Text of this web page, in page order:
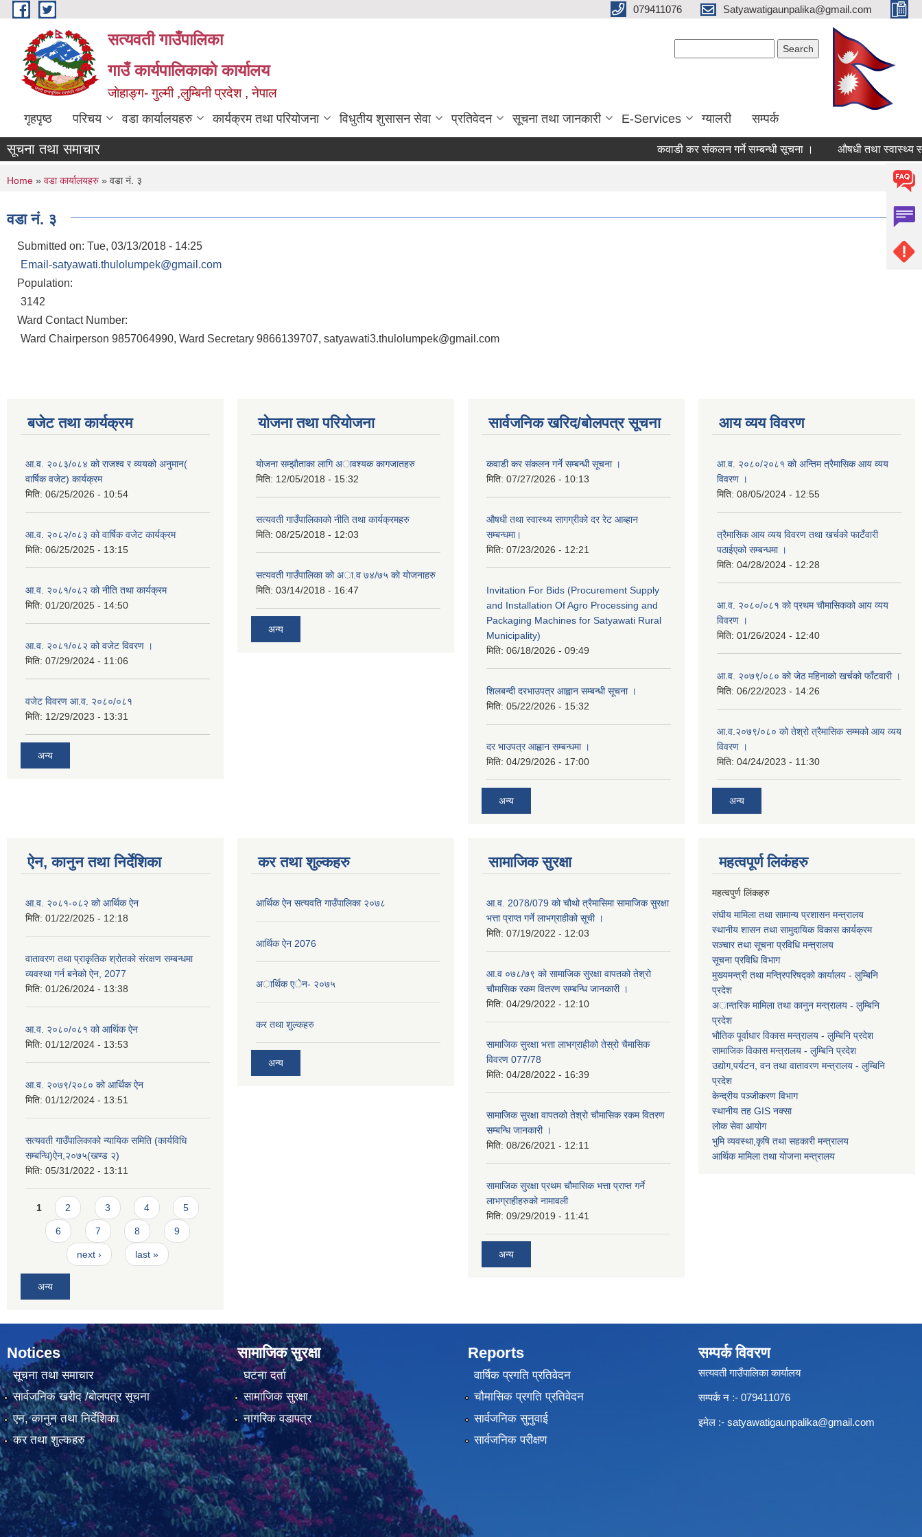
Skip to main content 079411076 Satyawatigaunpalika@gmail.com
सत्यवती गाउँपालिका
गाउँ कार्यपालिकाकाे कार्यालय
जाेहाङ्ग- गुल्मी ,लुम्बिनी प्रदेश , नेपाल
गृहपृष्ठ परिचय वडा कार्यालयहरु कार्यक्रम तथा परियोजना विधुतीय शुसासन सेवा प्रतिवेदन सूचना तथा जानकारी E-Services ग्यालरी सम्पर्क
सूचना तथा समाचार कवाडी कर संकलन गर्ने सम्बन्धी सूचना । औषधी तथा स्वास्थ्य
You are here
Home » वडा कार्यालयहरु » वडा नं. ३
वडा नं. ३
Submitted on: Tue, 03/13/2018 - 14:25
Email-satyawati.thulolumpek@gmail.com
Population:
3142
Ward Contact Number:
Ward Chairperson 9857064990, Ward Secretary 9866139707, satyawati3.thulolumpek@gmail.com
बजेट तथा कार्यक्रम
आ.व. २०८३/०८४ को राजश्व र व्ययको अनुमान(
वार्षिक वजेट) कार्यक्रम
मिति: 06/25/2026 - 10:54
आ.व. २०८२/०८३ को वार्षिक वजेट कार्यक्रम
मिति: 06/25/2025 - 13:15
आ.व. २०८१/०८२ को नीति तथा कार्यक्रम
मिति: 01/20/2025 - 14:50
आ.व. २०८१/०८२ को वजेट विवरण ।
मिति: 07/29/2024 - 11:06
वजेट विवरण आ.व. २०८०/०८१
मिति: 12/29/2023 - 13:31
अन्य
योजना तथा परियोजना
याेजना सम्झाैताका लागि अावश्यक कागजातहरु
मिति: 12/05/2018 - 15:32
सत्यवती गाउँपालिकाकाे नीति तथा कार्यक्रमहरु
मिति: 08/25/2018 - 12:03
सत्यवती गाउँपालिका काे अा‍.व ७४/७५ काे याेजनाहरु
मिति: 03/14/2018 - 16:47
अन्य
सार्वजनिक खरिद/बोलपत्र सूचना
कवाडी कर संकलन गर्ने सम्बन्धी सूचना ।
मिति: 07/27/2026 - 10:13
औषधी तथा स्वास्थ्य सागग्रीको दर रेट आब्हान
सम्बन्धमा।
मिति: 07/23/2026 - 12:21
Invitation For Bids (Procurement Supply
and Installation Of Agro Processing and
Packaging Machines for Satyawati Rural
Municipality)
मिति: 06/18/2026 - 09:49
शिलबन्दी दरभाउपत्र आह्वान सम्बन्धी सूचना ।
मिति: 05/22/2026 - 15:32
दर भाउपत्र आह्वान सम्बन्धमा ।
मिति: 04/29/2026 - 17:00
अन्य
आय व्यय विवरण
आ.व. २०८०/२०८१ को अन्तिम त्रैमासिक आय व्यय
विवरण ।
मिति: 08/05/2024 - 12:55
त्रैमासिक आय व्यय विवरण तथा खर्चको फाटँवारी
पठाईएको सम्बन्धमा ।
मिति: 04/28/2024 - 12:28
आ.व. २०८०/०८१ को प्रथम चौमासिकको आय व्यय
विवरण ।
मिति: 01/26/2024 - 12:40
आ.व. २०७९/०८० को जेठ महिनाको खर्चको फाँटवारी ।
मिति: 06/22/2023 - 14:26
आ.व.२०७९/०८० को तेश्रो त्रैमासिक सम्मको आय व्यय
विवरण ।
मिति: 04/24/2023 - 11:30
अन्य
ऐन, कानुन तथा निर्देशिका
आ.व. २०८१-०८२ को आर्थिक ऐन
मिति: 01/22/2025 - 12:18
वातावरण तथा प्राकृतिक श्रोतको संरक्षण सम्बन्धमा
व्यवस्था गर्न बनेको ऐन, 2077
मिति: 01/26/2024 - 13:38
आ.व. २०८०/०८१ को आर्थिक ऐन
मिति: 01/12/2024 - 13:53
आ.व. २०७९/२०८० को आर्थिक ऐन
मिति: 01/12/2024 - 13:51
सत्यवती गाउँपालिकाको न्यायिक समिति (कार्यविधि
सम्बन्धि)ऐन,२०७५(खण्ड २)
मिति: 05/31/2022 - 13:11
Pages
1 2 3 4 5
6 7 8 9
next › last »
अन्य
कर तथा शुल्कहरु
आर्थिक ऐन सत्यवति गाउँपालिका २०७८
आर्थिक ऐन 2076
अार्थिक एेन- २०७५
कर तथा शुल्कहरु
अन्य
सामाजिक सुरक्षा
आ.व. 2078/079 को चौथो त्रैमासिमा सामाजिक सुरक्षा
भत्ता प्राप्त गर्ने लाभग्राहीको सूची ।
मिति: 07/19/2022 - 12:03
आ.व ०७८/७९ को सामाजिक सुरक्षा वापतको तेश्रो
चौमासिक रकम वितरण सम्बन्धि जानकारी ।
मिति: 04/29/2022 - 12:10
सामाजिक सुरक्षा भत्ता लाभग्राहीको तेस्रो चैमासिक
विवरण 077/78
मिति: 04/28/2022 - 16:39
सामाजिक सुरक्षा वापतको तेश्रो चौमासिक रकम वितरण
सम्बन्धि जानकारी ।
मिति: 08/26/2021 - 12:11
सामाजिक सुरक्षा प्रथम चौमासिक भत्ता प्राप्त गर्ने
लाभग्राहीहरुको नामावली
मिति: 09/29/2019 - 11:41
अन्य
महत्वपूर्ण लि‌कंंहरु
महत्वपुर्ण लिंकहरु
संघीय मामिला तथा सामान्य प्रशासन मन्त्रालय
स्थानीय शासन तथा सामुदायिक विकास कार्यक्रम
सञ्चार तथा सूचना प्रविधि मन्त्रालय
सूचना प्रविधि विभाग
मुख्यमन्त्री तथा मन्त्रिपरिषद्को कार्यालय - लुम्बिनि
प्रदेश
अान्तरिक मामिला तथा कानुन मन्त्रालय - लुम्बिनि
प्रदेश
भौतिक पूर्वाधार विकास मन्त्रालय - लुम्बिनि प्रदेश
सामाजिक विकास मन्त्रालय - लुम्बिनि प्रदेश
उद्याेग,पर्यटन, वन तथा वातावरण मन्त्रालय - लुम्बिनि
प्रदेश
केन्द्रीय पञ्जीकरण विभाग
स्थानीय तह GIS नक्सा
लोक सेवा आयोग
भुमि व्यवस्था,कृषि तथा सहकारी मन्त्रालय
आर्थिक मामिला तथा याेजना मन्त्रालय
Notices
सूचना तथा समाचार
सार्वजनिक खरीद /बोलपत्र सूचना
एन, कानुन तथा निर्देशिका
कर तथा शुल्कहरु
सामाजिक सुरक्षा
घटना दर्ता
सामाजिक सुरक्षा
नागरिक वडापत्र
Reports
वार्षिक प्रगति प्रतिवेदन
चौमासिक प्रगति प्रतिवेदन
सार्वजनिक सुनुवाई
सार्वजनिक परीक्षण
सम्पर्क विवरण
सत्यवती गाउँपालिका कार्यालय
सम्पर्क न‌ :- 079411076
इमेल :- satyawatigaunpalika@gmail.com